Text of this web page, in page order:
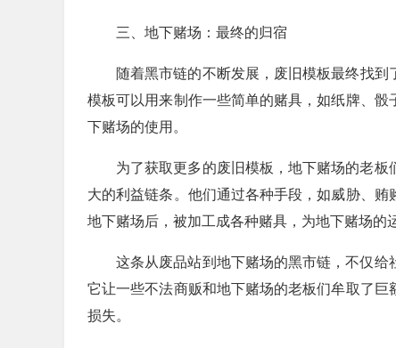
三、地下赌场：最终的归宿
随着黑市链的不断发展，废旧模板最终找
模板可以用来制作一些简单的赌具，如纸牌、
下赌场的使用。
为了获取更多的废旧模板，地下赌场的老
大的利益链条。他们通过各种手段，如威胁、
地下赌场后，被加工成各种赌具，为地下赌场的
这条从废品站到地下赌场的黑市链，不仅给
它让一些不法商贩和地下赌场的老板们牟取了
损失。